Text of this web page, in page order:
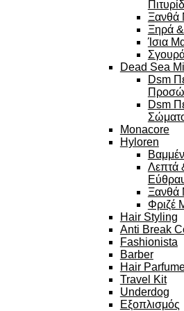
Ξανθά
Ξηρά
Ίσια
Dead Sea
Dsm
Dsm
Monacore
Hyloren
Λεπτά
Ξανθά
Φριζέ
Hair Styling
Anti Break
Fashionista
Barber
Hair
Travel Kit
Underdog
Εξοπλισμός